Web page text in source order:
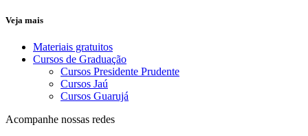
Veja mais
Materiais gratuitos
Cursos de Graduação
Cursos Presidente Prudente
Cursos Jaú
Cursos Guarujá
Acompanhe nossas redes